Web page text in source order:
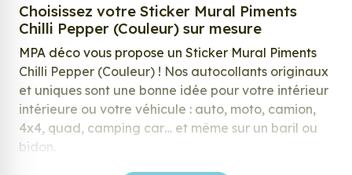
Choisissez votre Sticker Mural Piments
Chilli Pepper (Couleur) sur mesure
MPA déco vous propose un Sticker Mural Piments
Chilli Pepper (Couleur) ! Nos autocollants originaux
et uniques sont une bonne idée pour votre intérieur
intérieure ou votre véhicule : auto, moto, camion,
4x4, quad, camping car… et même sur un baril ou
bidon.